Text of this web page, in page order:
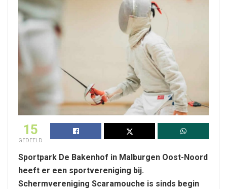
15
GEDEELD
Sportpark De Bakenhof in Malburgen Oost-Noord
heeft er een sportvereniging bij.
Schermvereniging Scaramouche is sinds begin